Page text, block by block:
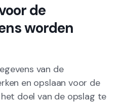
de
worden
van de
en opslaan voor de
doel van de opslag te